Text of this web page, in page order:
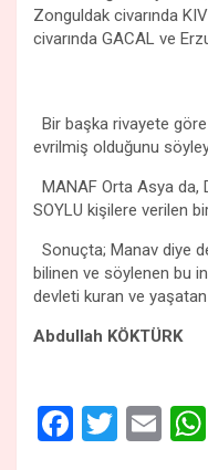
Zonguldak civarında
civarında GACAL ve
Bir başka rivayete
evrilmiş olduğunu
MANAF Orta Asya da,
SOYLU kişilere verilen
Sonuçta; Manav diye
bilinen ve söylenen bu
devleti kuran ve yaşatan
Abdullah KÖKTÜRK
F
T
E